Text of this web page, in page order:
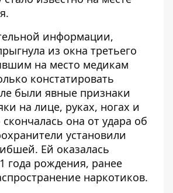
информации,
из окна третьего
на место медикам
констатировать
были явные признаки
на лице, руках, ногах и
она от удара об
установили
Ей оказалась
года рождения, ранее
наркотиков.